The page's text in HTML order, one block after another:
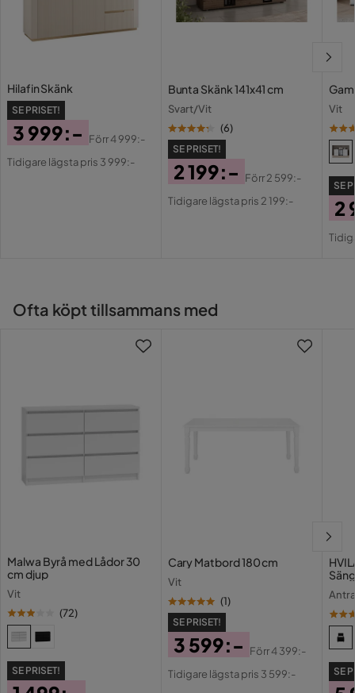
Hilafin Skänk
SE PRISET!
Pris
3 999:-
Original
Förr4 999:-
Tidigare lägsta pris 3 999:-
Bunta Skänk 141x41 cm
Svart/Vit
(6)
SE PRISET!
Pris
2 199:-
Original
Förr2 599:-
Tidigare lägsta pris 2 199:-
Vit
SE
2
Ofta köpt tillsammans med
Malwa Byrå med Lådor 30
cm djup
Vit
(72)
SE PRISET!
Cary Matbord 180 cm
Vit
(1)
SE PRISET!
Pris
3 599:-
Original
Förr4 399:-
Tidigare lägsta pris 3 599:-
SE